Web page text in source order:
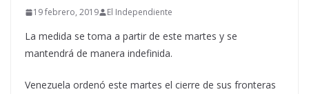
19 febrero, 2019 El Independiente
La medida se toma a partir de este martes y se
mantendrá de manera indefinida.
Venezuela ordenó este martes el cierre de sus fronteras